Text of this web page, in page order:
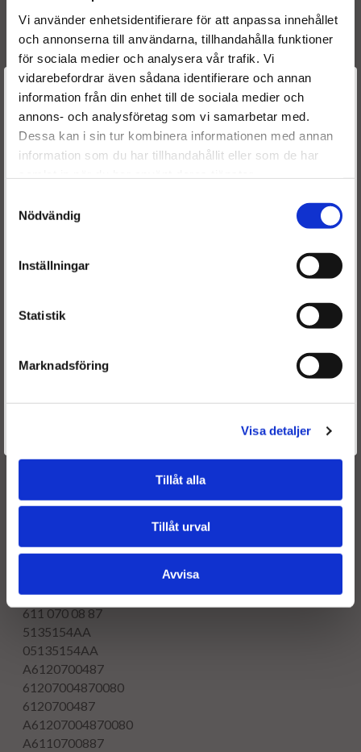
Vi använder enhetsidentifierare för att anpassa innehållet
och annonserna till användarna, tillhandahålla funktioner
för sociala medier och analysera vår trafik. Vi
vidarebefordrar även sådana identifierare och annan
information från din enhet till de sociala medier och
annons- och analysföretag som vi samarbetar med.
Dessa kan i sin tur kombinera informationen med annan
information som du har tillhandahållit eller som de har
Nödvändig
Inställningar
Statistik
Marknadsföring
Visa detaljer
Tillåt alla
Tillåt urval
Avvisa
0986435164BOSCH
0433171298BOSCH
F00VC01001BOSCH
F00ZC99031 BOSCH
OE numbers
R5135154ABDODGE
05135 154AADODGE
5135 154AADODGE
A 612 070 04 87 0080
R5135154AB
612 070 04 87
R5135154AB
0 986 435 158
0445110070BOSCH
05135 154AA
612 070 04 87
A 611 070 08 87
611 070 08 87
5135154AA
05135154AA
A6120700487
61207004870080
6120700487
A61207004870080
A6110700887
Välkommen till
Dieselspecialisten.se
För att förbättra din upplevelse på vår hemsida ber vi dig
välja vilken kategori du tillhör
Välkommen tillbaka! Klicka här för att komma till dina sidor.
Givetvis går det även bra att handla utan att logga in.